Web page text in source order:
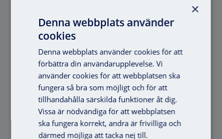
Liknande produkter
×
Denna webbplats använder
cookies
Denna webbplats använder cookies för att
förbättra din användarupplevelse. Vi
använder cookies för att webbplatsen ska
fungera så bra som möjligt och för att
tillhandahålla särskilda funktioner åt dig.
Vissa är nödvändiga för att webbplatsen
ska fungera korrekt, andra är frivilliga och
därmed möjliga att tacka nej till.